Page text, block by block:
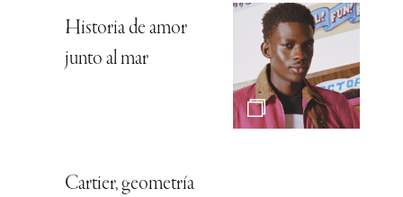
Historia de amor
junto al mar
Cartier, geometría